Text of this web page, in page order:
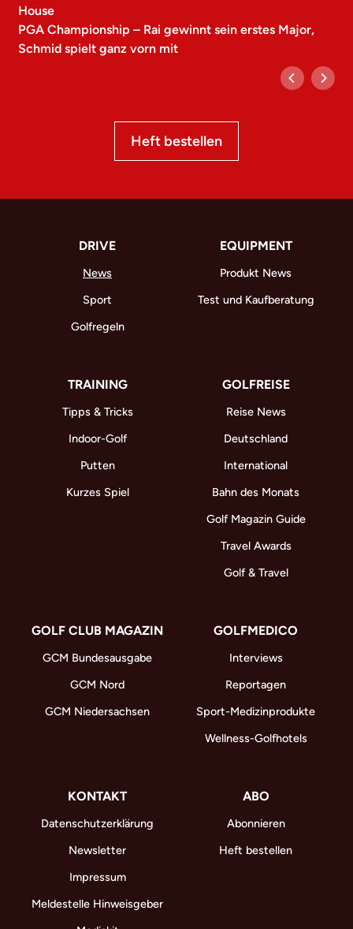
House
PGA Championship – Rai gewinnt sein erstes Major,
Schmid spielt ganz vorn mit
Heft bestellen
DRIVE
News
Sport
Golfregeln
EQUIPMENT
Produkt News
Test und Kaufberatung
TRAINING
Tipps & Tricks
Indoor-Golf
Putten
Kurzes Spiel
GOLFREISE
Reise News
Deutschland
International
Bahn des Monats
Golf Magazin Guide
Travel Awards
Golf & Travel
GOLF CLUB MAGAZIN
GCM Bundesausgabe
GCM Nord
GCM Niedersachsen
GOLFMEDICO
Interviews
Reportagen
Sport-Medizinprodukte
Wellness-Golfhotels
KONTAKT
Datenschutzerklärung
Newsletter
Impressum
Meldestelle Hinweisgeber
ABO
Abonnieren
Heft bestellen